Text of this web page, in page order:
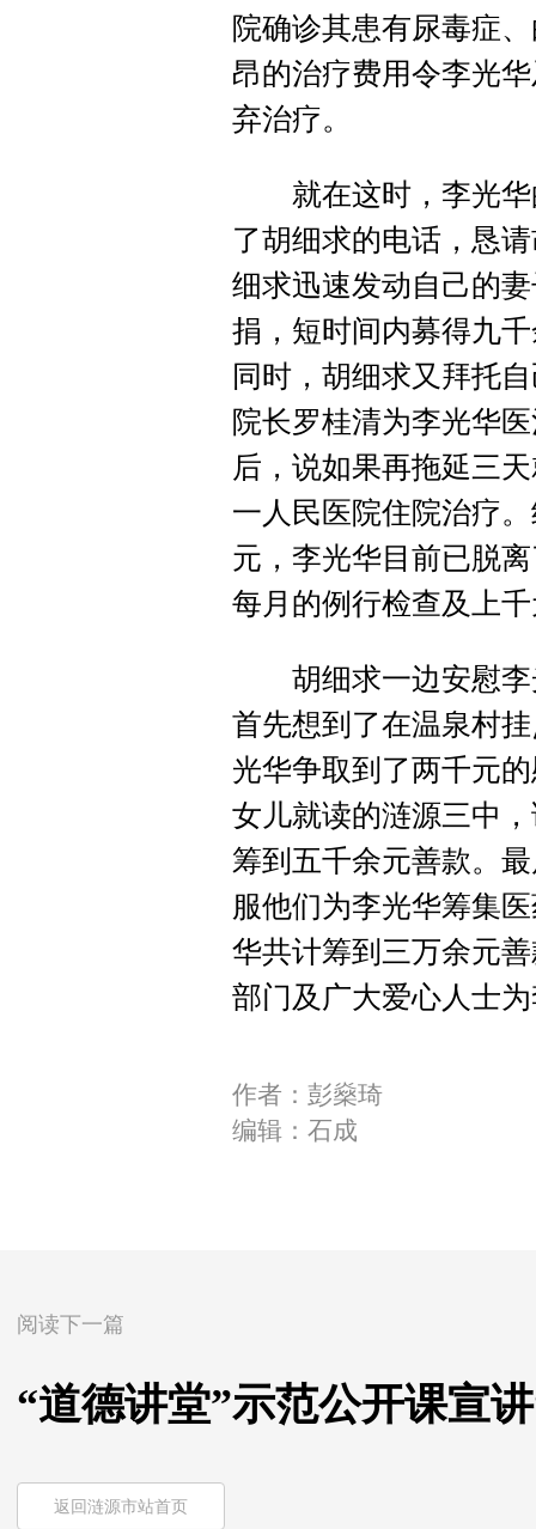
院确诊其患有尿毒症
昂的治疗费用令李光
弃治疗。
就在这时，李光华
了胡细求的电话，恳
细求迅速发动自己的
捐，短时间内募得九
同时，胡细求又拜托
院长罗桂清为李光华
后，说如果再拖延三
一人民医院住院治疗
元，李光华目前已脱
每月的例行检查及上
胡细求一边安慰李
首先想到了在温泉村
光华争取到了两千元
女儿就读的涟源三中
筹到五千余元善款。
服他们为李光华筹集
华共计筹到三万余元
部门及广大爱心人士
作者：彭燊琦
编辑：石成
阅读下一篇
“道德讲堂”示范公开课宣
返回涟源市站首页